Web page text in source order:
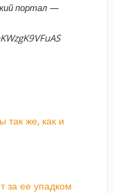
портал —
так же, как и
за ее упадком